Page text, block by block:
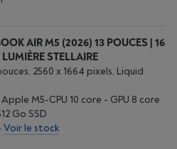
AIR M5 (2026) 13 POUCES | 16
STELLAIRE
2560 x 1664 pixels, Liquid
M5-CPU 10 core - GPU 8 core
Go SSD
Voir le stock